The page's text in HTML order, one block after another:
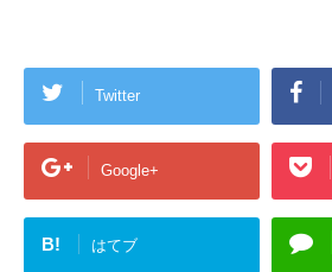
Twitter
Google+
B! はてブ